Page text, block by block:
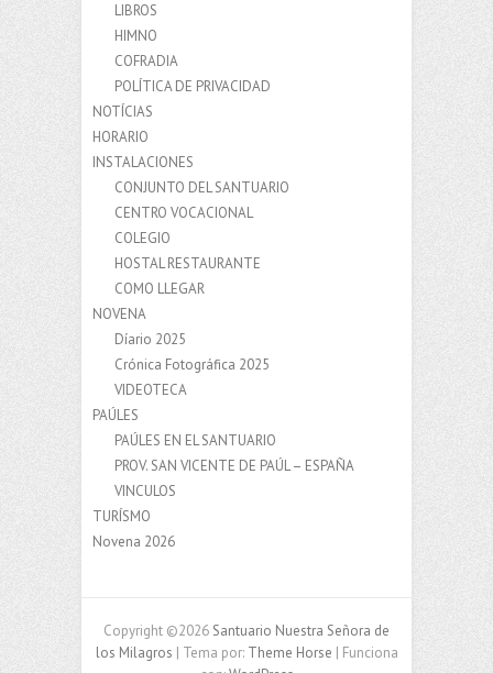
LIBROS
HIMNO
COFRADIA
POLÍTICA DE PRIVACIDAD
NOTÍCIAS
HORARIO
INSTALACIONES
CONJUNTO DEL SANTUARIO
CENTRO VOCACIONAL
COLEGIO
HOSTAL RESTAURANTE
COMO LLEGAR
NOVENA
Díario 2025
Crónica Fotográfica 2025
VIDEOTECA
PAÚLES
PAÚLES EN EL SANTUARIO
PROV. SAN VICENTE DE PAÚL – ESPAÑA
VINCULOS
TURÍSMO
Novena 2026
Copyright ©2026 Santuario Nuestra Señora de
los Milagros | Tema por: Theme Horse | Funciona